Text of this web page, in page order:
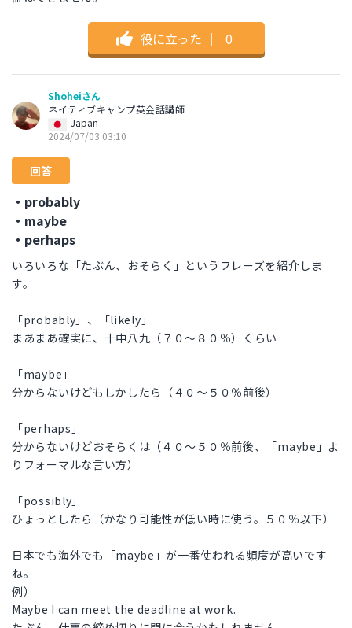
役に立った ｜ 0
Shoheiさん
ネイティブキャンプ英会話講師
Japan
2024/07/03 03:10
回答
・probably
・maybe
・perhaps
いろいろな「たぶん、おそらく」というフレーズを紹介しま
す。
「probably」、「likely」
まあまあ確実に、十中八九（７０〜８０％）くらい
「maybe」
分からないけどもしかしたら（４０〜５０％前後）
「perhaps」
分からないけどおそらくは（４０〜５０％前後、「maybe」よ
りフォーマルな言い方）
「possibly」
ひょっとしたら（かなり可能性が低い時に使う。５０％以下）
日本でも海外でも「maybe」が一番使われる頻度が高いです
ね。
例）
Maybe I can meet the deadline at work.